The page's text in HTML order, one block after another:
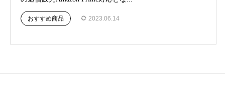
おすすめ商品 2023.06.14